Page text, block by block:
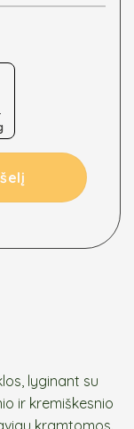
luobelės,
lyginant su
ir kremiškesnio